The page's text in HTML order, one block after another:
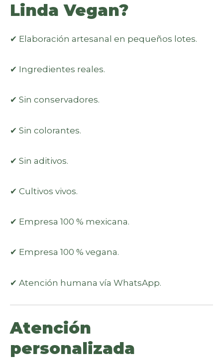
Linda Vegan?
✔ Elaboración artesanal en pequeños lotes.
✔ Ingredientes reales.
✔ Sin conservadores.
✔ Sin colorantes.
✔ Sin aditivos.
✔ Cultivos vivos.
✔ Empresa 100 % mexicana.
✔ Empresa 100 % vegana.
✔ Atención humana vía WhatsApp.
Atención
personalizada